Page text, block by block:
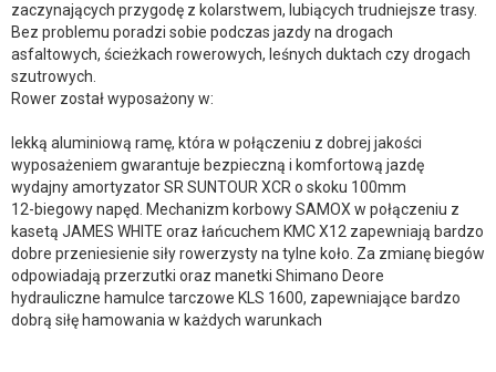
zaczynających przygodę z kolarstwem, lubiących trudniejsze trasy.
Bez problemu poradzi sobie podczas jazdy na drogach
asfaltowych, ścieżkach rowerowych, leśnych duktach czy drogach
szutrowych.
Rower został wyposażony w:
lekką aluminiową ramę, która w połączeniu z dobrej jakości
wyposażeniem gwarantuje bezpieczną i komfortową jazdę
wydajny amortyzator SR SUNTOUR XCR o skoku 100mm
12-biegowy napęd. Mechanizm korbowy SAMOX w połączeniu z
kasetą JAMES WHITE oraz łańcuchem KMC X12 zapewniają bardzo
dobre przeniesienie siły rowerzysty na tylne koło. Za zmianę biegów
odpowiadają przerzutki oraz manetki Shimano Deore
hydrauliczne hamulce tarczowe KLS 1600, zapewniające bardzo
dobrą siłę hamowania w każdych warunkach